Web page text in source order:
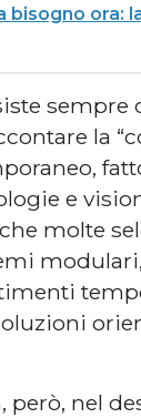
bisogno ora:
la
e
molte
però, nel